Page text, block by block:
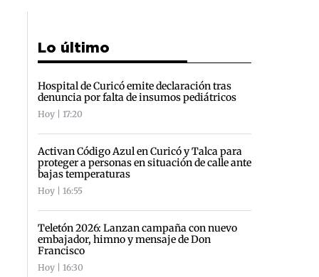
Lo último
Hospital de Curicó emite declaración tras
denuncia por falta de insumos pediátricos
Hoy | 17:20
Activan Código Azul en Curicó y Talca para
proteger a personas en situación de calle ante
bajas temperaturas
Hoy | 16:55
Teletón 2026: Lanzan campaña con nuevo
embajador, himno y mensaje de Don
Francisco
Hoy | 16:30